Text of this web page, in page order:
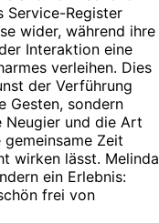
Service-Register
wider, während ihre
Interaktion eine
verleihen. Dies
der Verführung
Gesten, sondern
Neugier und die Art
Zeit
wirken lässt. Melinda
ein Erlebnis:
frei von